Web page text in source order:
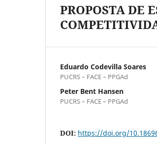
PROPOSTA DE
Eduardo Codevilla Soares
PUCRS – FACE – PPGAd
Peter Bent Hansen
PUCRS – FACE – PPGAd
DOI: https://doi.org/